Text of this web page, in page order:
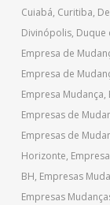
Cuiabá, Curitiba,
Divinópolis, Duque
Empresa de
Empresa de
Empresa Mudança,
Empresas de
Empresas de
Horizonte,
BH, Empresas
Empresas